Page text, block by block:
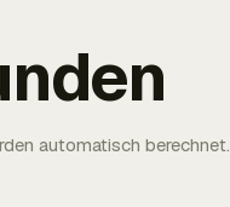
automatisch berechnet.